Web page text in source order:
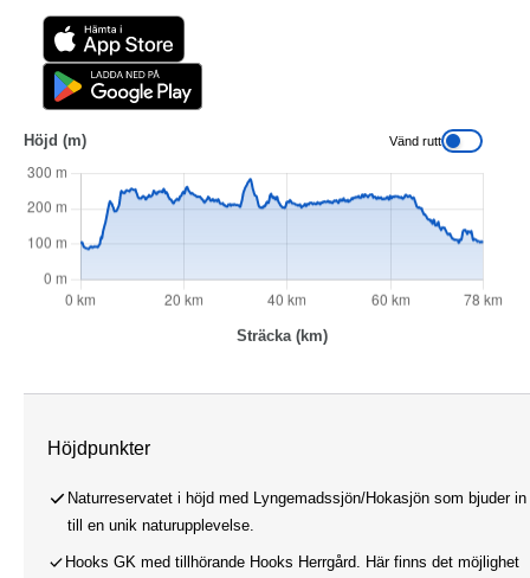
Höjd (m) Vänd rutt
Höjdpunkter
Naturreservatet i höjd med Lyngemadssjön/Hokasjön som bjuder in
till en unik naturupplevelse.
Hooks GK med tillhörande Hooks Herrgård. Här finns det möjlighet